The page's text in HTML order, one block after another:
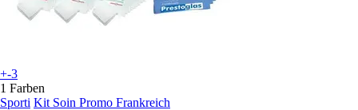
+-3
1 Farben
Sporti Kit Soin Promo Frankreich